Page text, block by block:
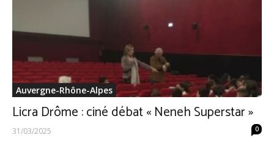
Auvergne-Rhône-Alpes
Licra Drôme : ciné débat « Neneh Superstar »
31/03/2025 0